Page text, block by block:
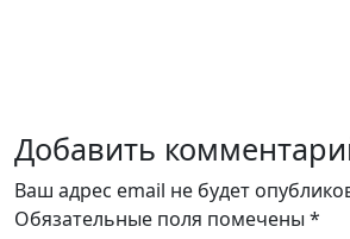
Добавить
Ваш адрес email не будет
Обязательные поля помечены *